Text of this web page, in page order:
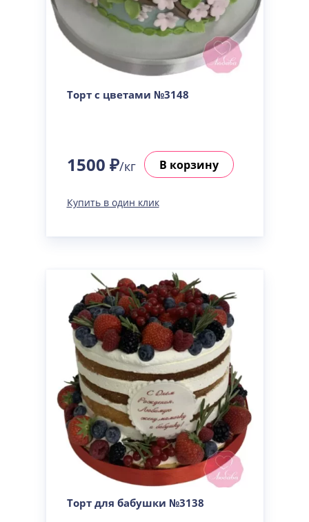
Торт с цветами №3148
1500 ₽/кг В корзину
Купить в один клик
Торт для бабушки №3138